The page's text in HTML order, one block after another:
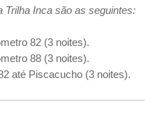
Trilha Inca são as seguintes:
82 (3 noites).
88 (3 noites).
até Piscacucho (3 noites).